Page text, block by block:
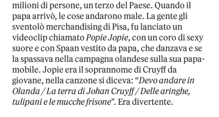
milioni di persone, un terzo del Paese. Quando il
papa arrivò, le cose andarono male. La gente gli
sventolò merchandising di Pisa, fu lanciato un
videoclip chiamatoPopie Jopie, con un coro di sexy
suore e con Spaan vestito da papa, che danzava e se
la spassava nella campagna olandese sulla sua papa-
mobile. Jopie era il soprannome di Cruyff da
giovane, nella canzone si diceva: “Devo andare in
Olanda / La terra di Johan Cruyff / Delle aringhe,
tulipani e le mucche frisone”. Era divertente.